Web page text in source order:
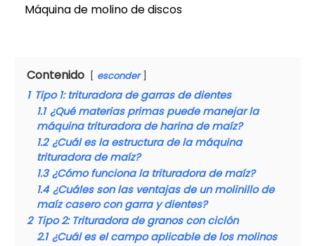
Máquina de molino de discos
Contenido esconder
1 Tipo 1: trituradora de garras de dientes
1.1 ¿Qué materias primas puede manejar la
máquina trituradora de harina de maíz?
1.2 ¿Cuál es la estructura de la máquina
trituradora de maíz?
1.3 ¿Cómo funciona la trituradora de maíz?
1.4 ¿Cuáles son las ventajas de un molinillo de
maíz casero con garra y dientes?
2 Tipo 2: Trituradora de granos con ciclón
2.1 ¿Cuál es el campo aplicable de los molinos